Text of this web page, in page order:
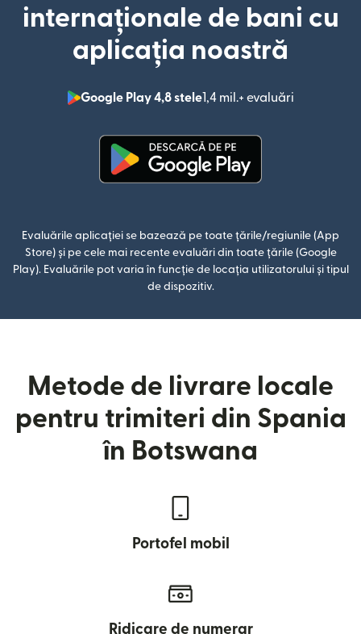
internaționale de bani cu
aplicația noastră
Google Play 4,8 stele1,4 mil.+ evaluări
(se
Evaluările aplicației se bazează pe toate țările/regiunile (App
Store) și pe cele mai recente evaluări din toate țările (Google
Play). Evaluările pot varia în funcție de locația utilizatorului și tipul
de dispozitiv.
Metode de livrare locale
pentru trimiteri din Spania
în Botswana
Portofel mobil
Ridicare de numerar